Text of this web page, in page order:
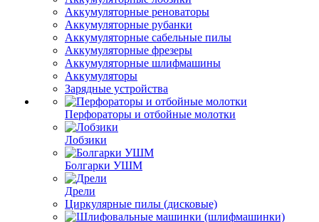
Аккумуляторные реноваторы
Аккумуляторные рубанки
Аккумуляторные сабельные пилы
Аккумуляторные фрезеры
Аккумуляторные шлифмашины
Аккумуляторы
Зарядные устройства
Перфораторы и отбойные молотки
Лобзики
Болгарки УШМ
Дрели
Циркулярные пилы (дисковые)